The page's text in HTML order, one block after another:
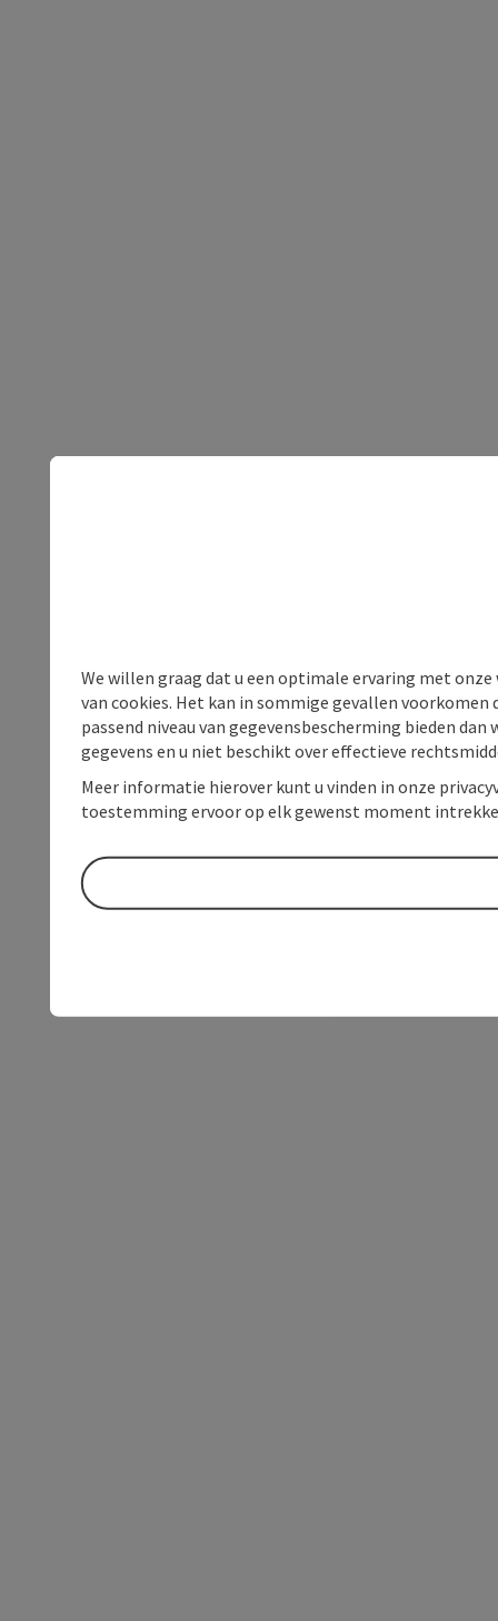
We willen graag dat u een optimale ervaring met
van cookies. Het kan in sommige gevallen voorkomen
passend niveau van gegevensbescherming bieden
gegevens en u niet beschikt over effectieve
Meer informatie hierover kunt u vinden in onze
toestemming ervoor op elk gewenst moment